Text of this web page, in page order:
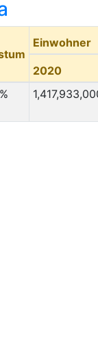
Einwohner
2020